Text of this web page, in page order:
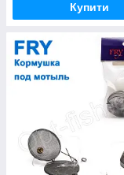
Купити